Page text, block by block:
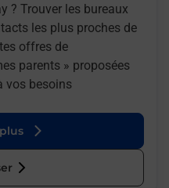
? Trouver les bureaux
les plus proches de
offres de
parents » proposées
vos besoins